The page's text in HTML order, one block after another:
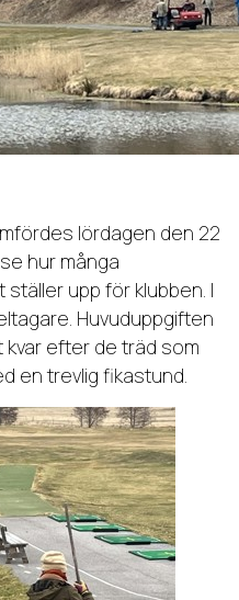
lördagen den 22
hur många
upp för klubben. I
Huvuduppgiften
kvar efter de träd som
en trevlig fikastund.